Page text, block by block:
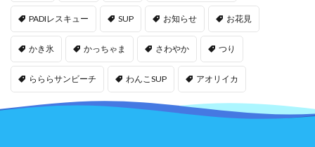
PADIレスキュー SUP お知らせ お花見
かき氷 かっちゃま さわやか つり
らららサンビーチ わんこSUP アオリイカ